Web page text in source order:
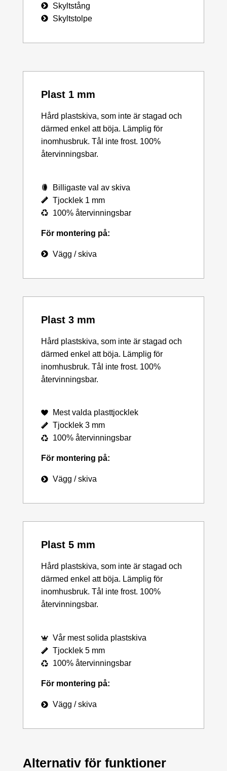
Skyltstång
Skyltstolpe
Plast 1 mm
Hård plastskiva, som inte är stagad och
därmed enkel att böja. Lämplig för
inomhusbruk. Tål inte frost. 100%
återvinningsbar.
Billigaste val av skiva
Tjocklek 1 mm
100% återvinningsbar
För montering på:
Vägg / skiva
Plast 3 mm
Hård plastskiva, som inte är stagad och
därmed enkel att böja. Lämplig för
inomhusbruk. Tål inte frost. 100%
återvinningsbar.
Mest valda plasttjocklek
Tjocklek 3 mm
100% återvinningsbar
För montering på:
Vägg / skiva
Plast 5 mm
Hård plastskiva, som inte är stagad och
därmed enkel att böja. Lämplig för
inomhusbruk. Tål inte frost. 100%
återvinningsbar.
Vår mest solida plastskiva
Tjocklek 5 mm
100% återvinningsbar
För montering på:
Vägg / skiva
Alternativ för funktioner